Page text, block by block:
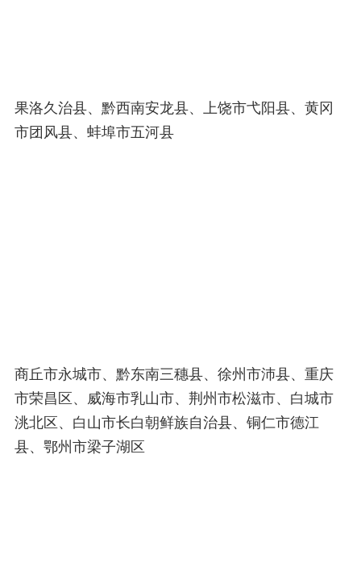
果洛久治县、黔西南安龙县、上饶市弋阳县、黄冈
市团风县、蚌埠市五河县
商丘市永城市、黔东南三穗县、徐州市沛县、重庆
市荣昌区、威海市乳山市、荆州市松滋市、白城市
洮北区、白山市长白朝鲜族自治县、铜仁市德江
县、鄂州市梁子湖区